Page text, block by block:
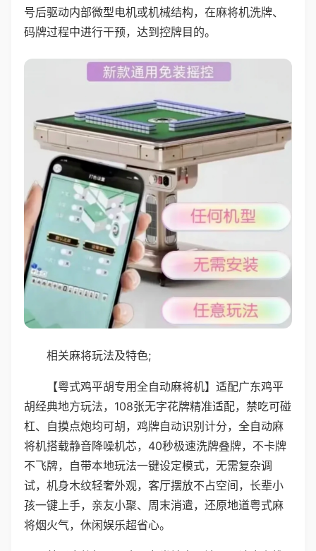
号后驱动内部微型电机或机械结构，在麻将机洗牌、
码牌过程中进行干预，达到控牌目的。
相关麻将玩法及特色;
【粤式鸡平胡专用全自动麻将机】适配广东鸡平
胡经典地方玩法，108张无字花牌精准适配，禁吃可碰
杠、自摸点炮均可胡，鸡牌自动识别计分，全自动麻
将机搭载静音降噪机芯，40秒极速洗牌叠牌，不卡牌
不飞牌，自带本地玩法一键设定模式，无需复杂调
试，机身木纹轻奢外观，客厅摆放不占空间，长辈小
孩一键上手，亲友小聚、周末消遣，还原地道粤式麻
将烟火气，休闲娱乐超省心。